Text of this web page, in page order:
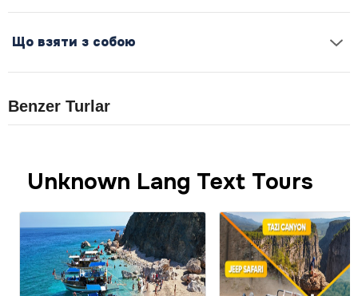
Що взяти з собою
Benzer Turlar
Unknown Lang Text Tours